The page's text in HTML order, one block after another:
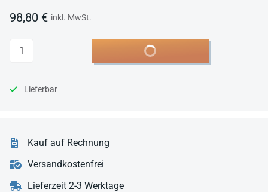
98,80 € inkl. MwSt.
Anzahl In den Warenkorb
Lieferbar
Kauf auf Rechnung
Versandkostenfrei
Lieferzeit 2-3 Werktage